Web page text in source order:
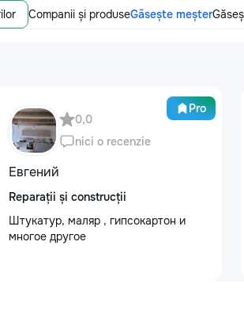
Companii și produseGăsește meșter
Pro
0,0
nici o recenzie
Евгений
Reparații și construcții
Штукатур, маляр , гипсокартон и
многое другое